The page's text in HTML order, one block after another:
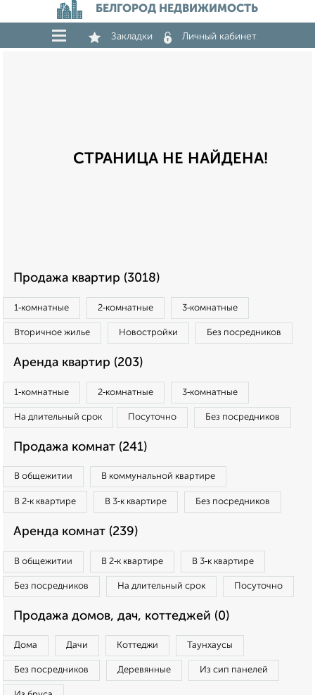
БЕЛГОРОД НЕДВИЖИМОСТЬ
Закладки Личный кабинет
СТРАНИЦА НЕ НАЙДЕНА!
Продажа квартир (3018)
1‑комнатные 2‑комнатные 3‑комнатные
Вторичное жилье Новостройки Без посредников
Аренда квартир (203)
1‑комнатные 2‑комнатные 3‑комнатные
На длительный срок Посуточно Без посредников
Продажа комнат (241)
В общежитии В коммунальной квартире
В 2‑к квартире В 3‑к квартире Без посредников
Аренда комнат (239)
В общежитии В 2‑к квартире В 3‑к квартире
Без посредников На длительный срок Посуточно
Продажа домов, дач, коттеджей (0)
Дома Дачи Коттеджи Таунхаусы
Без посредников Деревянные Из сип панелей